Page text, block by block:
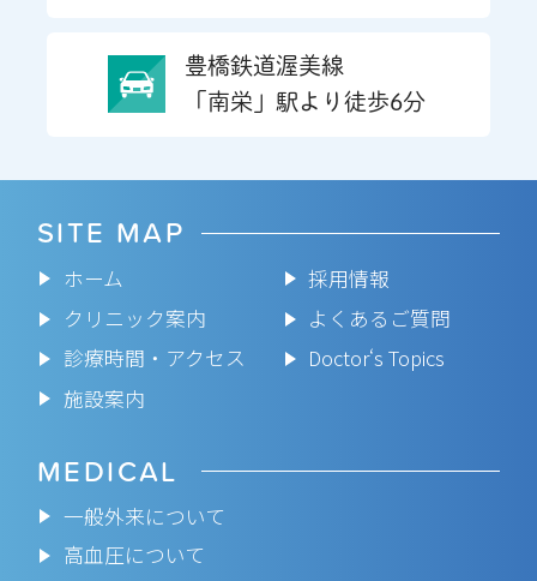
豊橋鉄道渥美線
「南栄」駅より徒歩6分
SITE MAP
ホーム
採用情報
クリニック案内
よくあるご質問
診療時間・アクセス
Doctor‘s Topics
施設案内
MEDICAL
一般外来について
高血圧について